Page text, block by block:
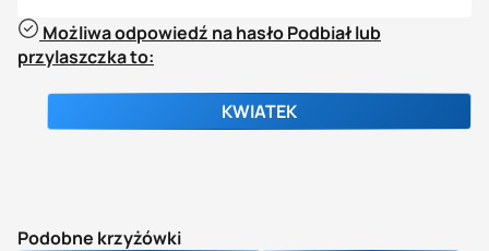
Możliwa odpowiedź na hasło Podbiał lub
przylaszczka to:
KWIATEK
Podobne krzyżówki